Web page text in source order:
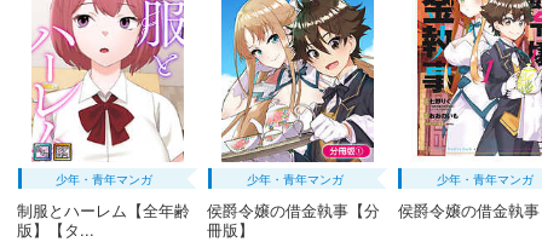
少年・青年マンガ
制服とハーレム【全年齢
版】【タ...
少年・青年マンガ
侯爵令嬢の借金執事【分
冊版】
少年・青年マンガ
侯爵令嬢の借金執事